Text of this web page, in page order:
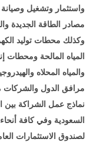
واستثمار وتشغيل وصيانة
مصادر الطاقة الجديدة
وكذلك محطات توليد
المياه المالحة ومحطات
والمياه المحلاه
مرافق الدول
نماذج عمل الشراكة بين
لصندوق الاستثمارات